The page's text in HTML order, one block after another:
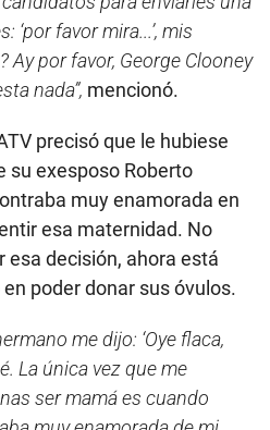
‘por favor mira...’, mis
Ay por favor, George Clooney
nada”, mencionó.
precisó que le hubiese
su exesposo Roberto
muy enamorada en
esa maternidad. No
decisión, ahora está
poder donar sus óvulos.
me dijo: ‘Oye flaca,
La única vez que me
ser mamá es cuando